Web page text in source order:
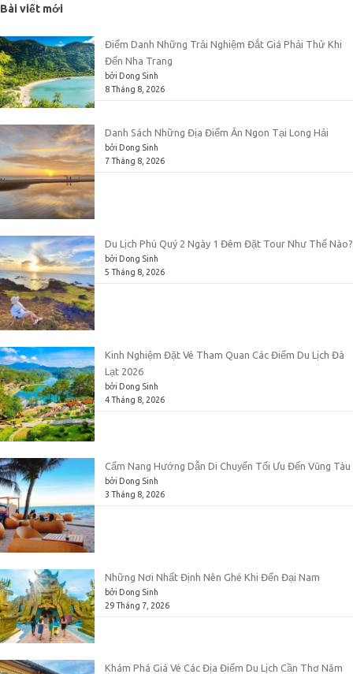
cho:
Bài viết mới
Điểm Danh Những Trải Nghiệm Đắt Giá Phải Thử Khi
Đến Nha Trang
bởi Dong Sinh
8 Tháng 8, 2026
Danh Sách Những Địa Điểm Ăn Ngon Tại Long Hải
bởi Dong Sinh
7 Tháng 8, 2026
Du Lịch Phú Quý 2 Ngày 1 Đêm Đặt Tour Như Thế Nào?
bởi Dong Sinh
5 Tháng 8, 2026
Kinh Nghiệm Đặt Vé Tham Quan Các Điểm Du Lịch Đà
Lạt 2026
bởi Dong Sinh
4 Tháng 8, 2026
Cẩm Nang Hướng Dẫn Di Chuyển Tối Ưu Đến Vũng Tàu
bởi Dong Sinh
3 Tháng 8, 2026
Những Nơi Nhất Định Nên Ghé Khi Đến Đại Nam
bởi Dong Sinh
29 Tháng 7, 2026
Khám Phá Giá Vé Các Địa Điểm Du Lịch Cần Thơ Năm